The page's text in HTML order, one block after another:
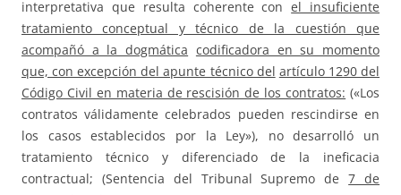
interpretativa que resulta coherente conel insuficiente
tratamiento conceptual y técnico de la cuestión que
acompañó a la dogmática codificadora en su momento
que, con excepción del apunte técnico del artículo 1290 del
Código Civil en materia de rescisión de los contratos: («Los
contratos válidamente celebrados pueden rescindirse en
los casos establecidos por la Ley»), no desarrolló un
tratamiento técnico y diferenciado de la ineficacia
contractual; (Sentencia del Tribunal Supremo de7 de